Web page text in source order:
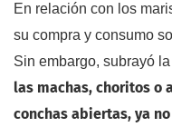
En relación con los
su compra y consumo
Sin embargo, subrayó
las machas, choritos o
conchas abiertas, ya